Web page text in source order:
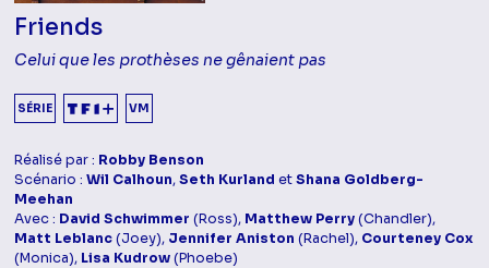
Friends
Celui que les prothèses ne gênaient pas
SÉRIE VM
Réalisé par : Robby Benson
Scénario :Wil Calhoun,Seth Kurland etShana Goldberg-
Meehan
Avec : David Schwimmer (Ross), Matthew Perry(Chandler),
Matt Leblanc(Joey), Jennifer Aniston (Rachel), Courteney Cox
(Monica), Lisa Kudrow(Phoebe)